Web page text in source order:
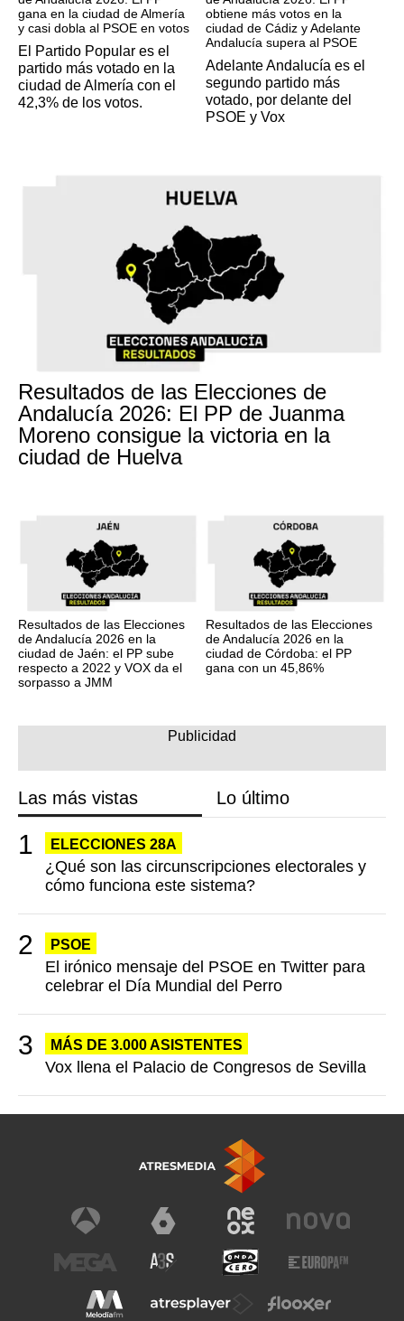
gana en la ciudad de Almería
y casi dobla al PSOE en votos
El Partido Popular es el
partido más votado en la
ciudad de Almería con el
42,3% de los votos.
obtiene más votos en la
ciudad de Cádiz y Adelante
Andalucía supera al PSOE
Adelante Andalucía es el
segundo partido más
votado, por delante del
PSOE y Vox
Resultados de las Elecciones de
Andalucía 2026: El PP de Juanma
Moreno consigue la victoria en la
ciudad de Huelva
Resultados de las Elecciones
de Andalucía 2026 en la
ciudad de Jaén: el PP sube
respecto a 2022 y VOX da el
sorpasso a JMM
Resultados de las Elecciones
de Andalucía 2026 en la
ciudad de Córdoba: el PP
gana con un 45,86%
Las más vistas Lo último
ELECCIONES 28A
¿Qué son las circunscripciones electorales y
cómo funciona este sistema?
PSOE
El irónico mensaje del PSOE en Twitter para
celebrar el Día Mundial del Perro
MÁS DE 3.000 ASISTENTES
Vox llena el Palacio de Congresos de Sevilla